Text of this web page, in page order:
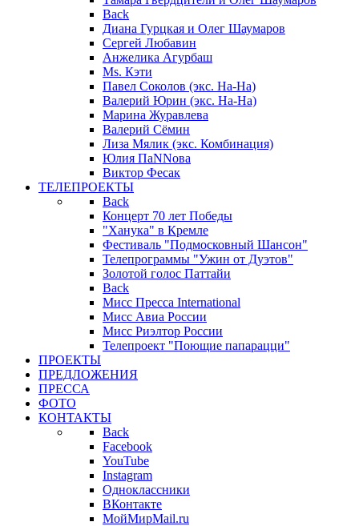
Back
Диана Гурцкая и Олег Шаумаров
Сергей Любавин
Анжелика Агурбаш
Ms. Кэти
Павел Соколов (экс. На-На)
Валерий Юрин (экс. На-На)
Марина Журавлева
Валерий Сёмин
Лиза Мялик (экс. Комбинация)
Юлия ПаNNова
Виктор Фесак
ТЕЛЕПРОЕКТЫ
Back
Концерт 70 лет Победы
"Ханука" в Кремле
Фестиваль "Подмосковный Шансон"
Телепрограммы "Ужин от Дуэтов"
Золотой голос Паттайи
Back
Мисс Пресса International
Мисс Авиа России
Мисс Риэлтор России
Телепроект "Поющие папарацци"
ПРОЕКТЫ
ПРЕДЛОЖЕНИЯ
ПРЕССА
ФОТО
КОНТАКТЫ
Back
Facebook
YouTube
Instagram
Одноклассники
ВКонтакте
МойМирMail.ru